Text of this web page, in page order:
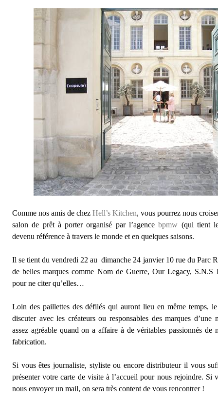
Comme nos amis de chez Hell’s Kitchen, vous pourrez nous
salon de prêt à porter organisé par l’agencebpmw (qui tient
devenu référence à travers le monde et en quelques saisons.
Il se tient du vendredi 22 au dimanche 24 janvier 10 rue du Parc
de belles marques comme Nom de Guerre, Our Legacy, S.N.S
pour ne citer qu’elles…
Loin des paillettes des défilés qui auront lieu en même temps,
discuter avec les créateurs ou responsables des marques d’une
assez agréable quand on a affaire à de véritables passionnés de
fabrication.
Si vous êtes journaliste, styliste ou encore distributeur il vous
présenter votre carte de visite à l’accueil pour nous rejoindre. Si
nous envoyer un mail, on sera très content de vous rencontrer !